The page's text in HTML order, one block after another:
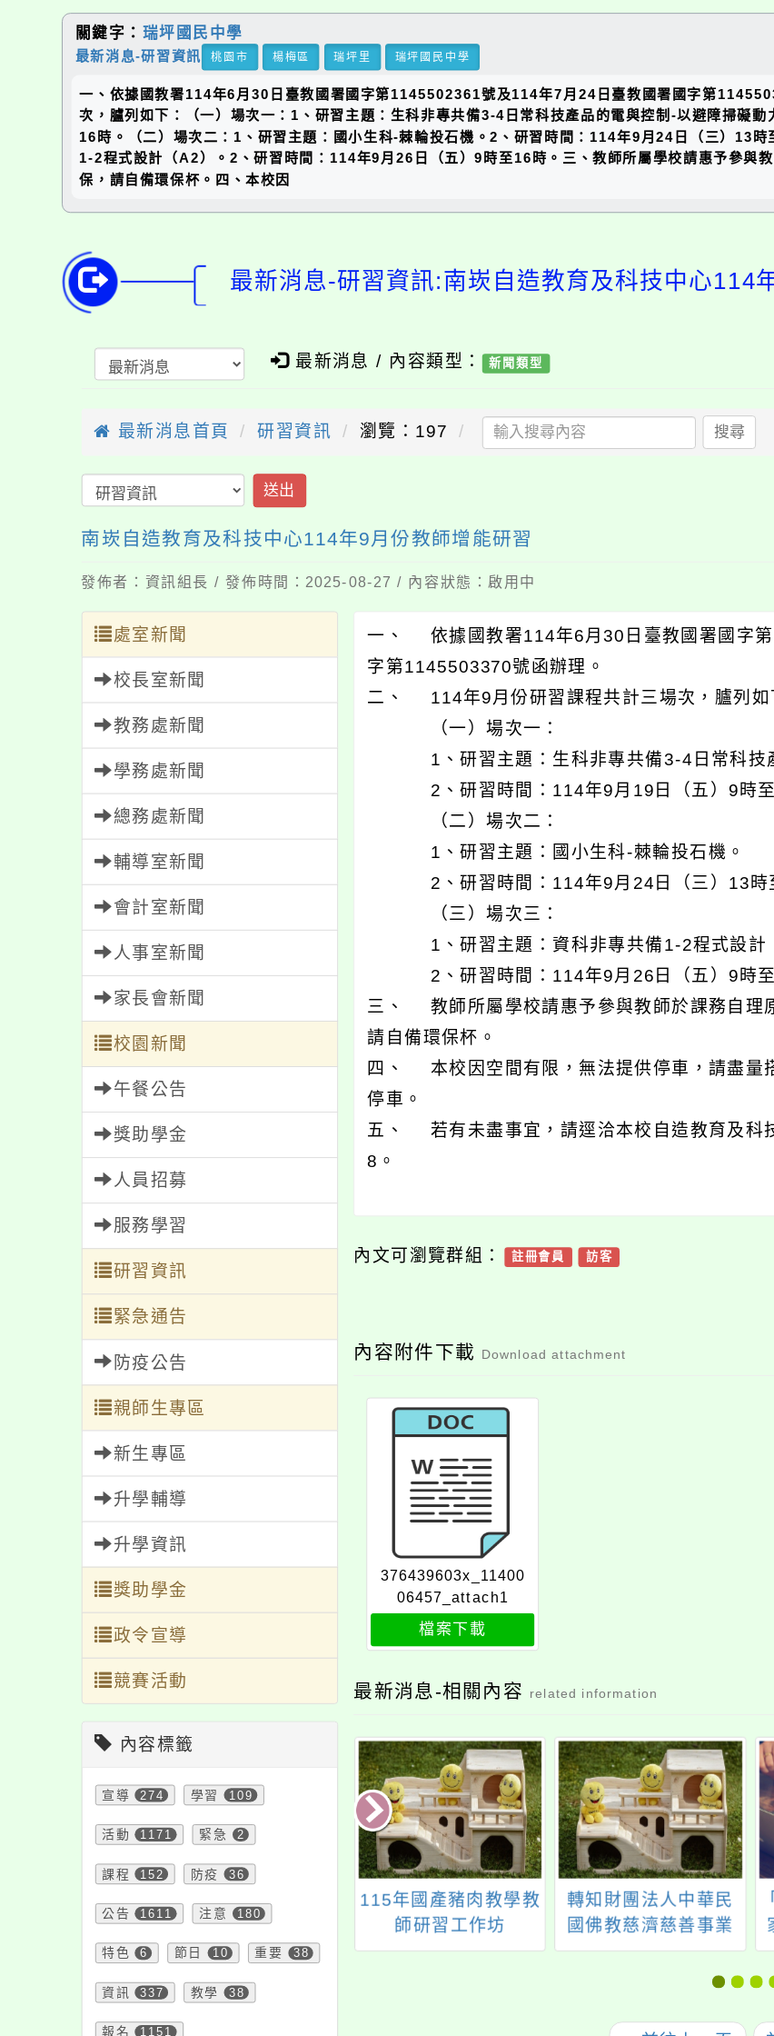
關鍵字： 瑞坪國民中學
最新消息-研習資訊 桃園市 楊梅區 瑞坪里 瑞坪國民中學
一、依據國教署114年6月30日臺教國署國字第1145502361號及114年7月24日臺教國署國字第
次，臚列如下：（一）場次一：1、研習主題：生科非專共備3-4日常科技產品的電與控制-以避障掃礙
16時。（二）場次二：1、研習主題：國小生科-棘輪投石機。2、研習時間：114年9月24日（三）13
1-2程式設計（A2）。2、研習時間：114年9月26日（五）9時至16時。三、教師所屬學校請惠予參與
保，請自備環保杯。四、本校因
最新消息-研習資訊:南崁自造教育及科技中心114
最新消息 / 內容類型： 新聞類型
最新消息首頁 研習資訊 瀏覽：197 搜尋
送出
南崁自造教育及科技中心114年9月份教師增能研習
發佈者：資訊組長 / 發佈時間：2025-08-27 / 內容狀態：啟用中
處室新聞
校長室新聞
教務處新聞
學務處新聞
總務處新聞
輔導室新聞
會計室新聞
人事室新聞
家長會新聞
校園新聞
午餐公告
獎助學金
人員招募
服務學習
研習資訊
緊急通告
防疫公告
親師生專區
新生專區
升學輔導
升學資訊
獎助學金
政令宣導
競賽活動
內容標籤
宣導 274 學習 109
活動 1171 緊急 2
課程 152 防疫 36
公告 1611 注意 180
特色 6 節日 10 重要 38
資訊 337 教學 38
報名 1151
一、 依據國教署114年6月30日臺教國署國字
字第1145503370號函辦理。
二、 114年9月份研習課程共計三場次，臚列如
（一）場次一：
1、研習主題：生科非專共備3-4日常科技產
2、研習時間：114年9月19日（五）9時至
（二）場次二：
1、研習主題：國小生科-棘輪投石機。
2、研習時間：114年9月24日（三）13時
（三）場次三：
1、研習主題：資科非專共備1-2程式設計
2、研習時間：114年9月26日（五）9時至
三、 教師所屬學校請惠予參與教師於課務自理
請自備環保杯。
四、 本校因空間有限，無法提供停車，請盡量
停車。
五、 若有未盡事宜，請逕洽本校自造教育及科
8。
內文可瀏覽群組： 註冊會員 訪客
內容附件下載 Download attachment
376439603x_11400
06457_attach1
檔案下載
最新消息-相關內容 related information
教署生命教育
展中心將辦理
教育素養導向
一案，歡迎教
名參加，請查
大成自造教育及科技
中心辦理114年5月份
教師研習
115年國產豬肉教學教
師研習工作坊
轉知財團法人中華民
國佛教慈濟慈善事業
基金會辦理「教師心
靈成長營」活動簡
加。